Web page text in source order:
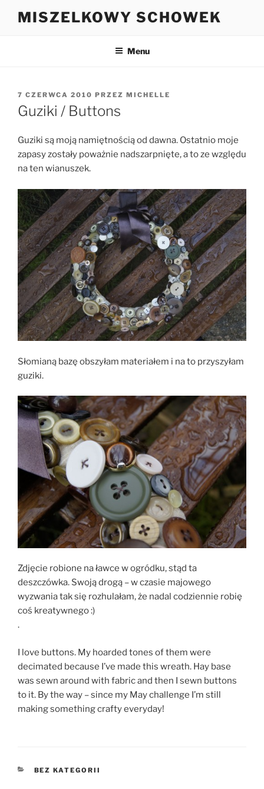
MISZELKOWY SCHOWEK
Menu
OPUBLIKOWANE
W
7 CZERWCA 2010 PRZEZ MICHELLE
Guziki / Buttons
Guziki są moją namiętnością od dawna. Ostatnio moje
zapasy zostały poważnie nadszarpnięte, a to ze względu
na ten wianuszek.
Słomianą bazę obszyłam materiałem i na to przyszyłam
guziki.
Zdjęcie robione na ławce w ogródku, stąd ta
deszczówka. Swoją drogą – w czasie majowego
wyzwania tak się rozhulałam, że nadal codziennie robię
coś kreatywnego :)
.
I love buttons. My hoarded tones of them were
decimated because I’ve made this wreath. Hay base
was sewn around with fabric and then I sewn buttons
to it. By the way – since my May challenge I’m still
making something crafty everyday!
KATEGORIE
BEZ KATEGORII